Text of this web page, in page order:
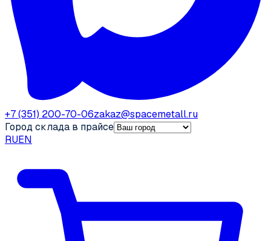
+7 (351) 200-70-06zakaz@spacemetall.ru
Город склада в прайсе
RUEN